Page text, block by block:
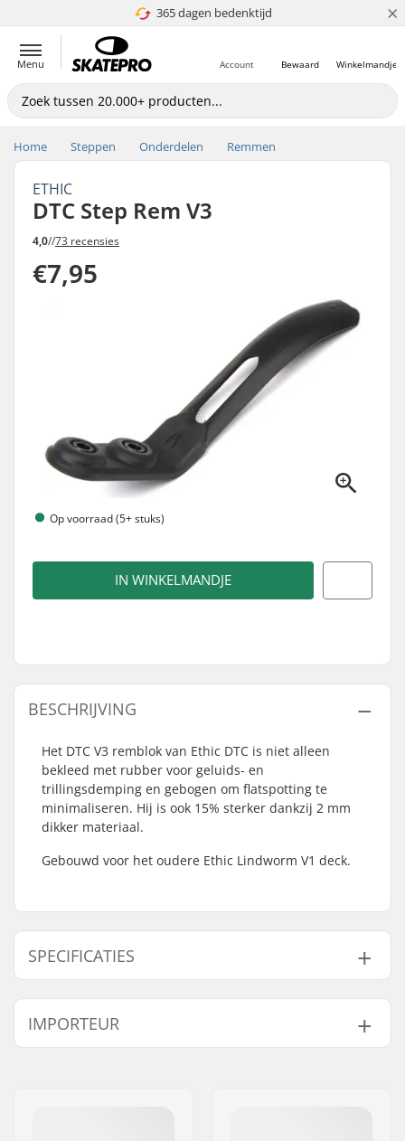
365 dagen bedenktijd
4.8 van 5 ×
Menu Winkelmandje
Bewaard
Account
Home Steppen Onderdelen Remmen
ETHIC
DTC Step Rem V3
4,0//73 recensies
€7,95
Op voorraad (5+ stuks)
IN WINKELMANDJE
BESCHRIJVING
Het DTC V3 remblok van Ethic DTC is niet alleen
bekleed met rubber voor geluids- en
trillingsdemping en gebogen om flatspotting te
minimaliseren. Hij is ook 15% sterker dankzij 2 mm
dikker materiaal.
Gebouwd voor het oudere Ethic Lindworm V1 deck.
SPECIFICATIES
Wieldiameter:
100mm, 110mm
Rem type:
Brake mounting bolt:
Inclusief
IMPORTEUR